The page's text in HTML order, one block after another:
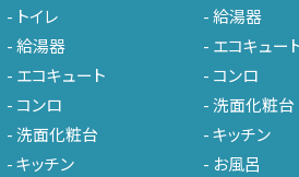
トイレ
給湯器
エコキュート
コンロ
洗面化粧台
キッチン
-給湯器
- エコキュー
- コンロ
-洗面化粧台
-キッチン
- お風呂